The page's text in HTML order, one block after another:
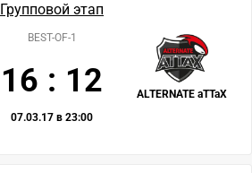
Групповой этап
ALTERNATE aTTaX
BEST-OF-1
16 : 12
07.03.17 в 23:00